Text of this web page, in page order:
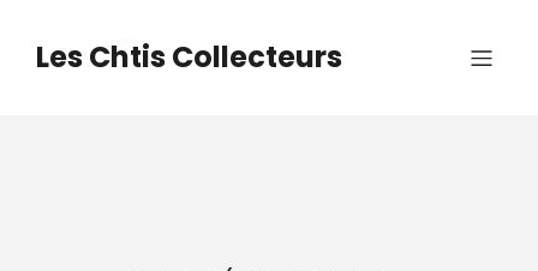
contenuLes Chtis Collecteurs